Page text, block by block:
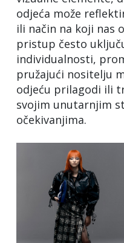
odjeća može
ili način na koji nas
pristup često
individualnosti,
pružajući nositelju
odjeću prilagodi ili
svojim unutarnjim
očekivanjima.